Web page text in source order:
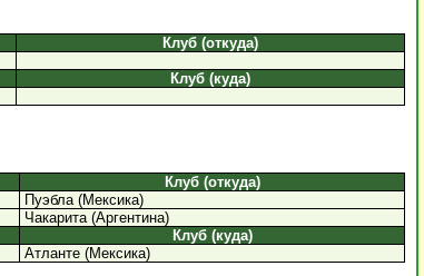
Клуб (откуда)
Клуб (куда)
Клуб (откуда)
Пуэбла (Мексика)
Чакарита (Аргентина)
Клуб (куда)
Атланте (Мексика)